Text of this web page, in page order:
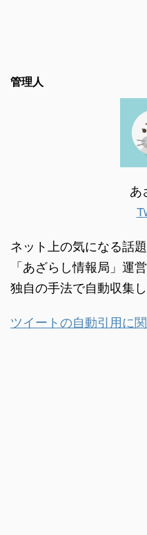
管理人
あ
ネット上の気になる話
「あざらし情報局」運
独自の手法で自動収集
ツイートの自動引用に